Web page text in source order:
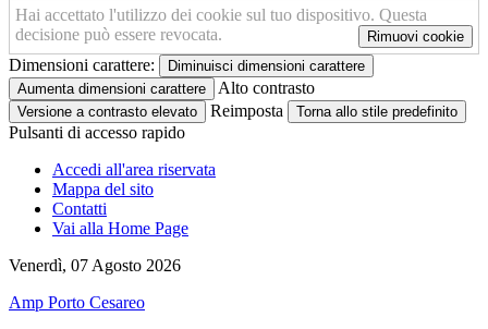
Hai accettato l'utilizzo dei cookie sul tuo dispositivo. Questa
decisione può essere revocata.
Rimuovi cookie
Dimensioni carattere:
Diminuisci dimensioni carattere
Aumenta dimensioni carattere
Alto contrasto
Versione a contrasto elevato Reimposta Torna allo stile predefinito
Pulsanti di accesso rapido
Accedi all'area riservata
Mappa del sito
Contatti
Vai alla Home Page
Venerdì, 07 Agosto 2026
Amp Porto Cesareo